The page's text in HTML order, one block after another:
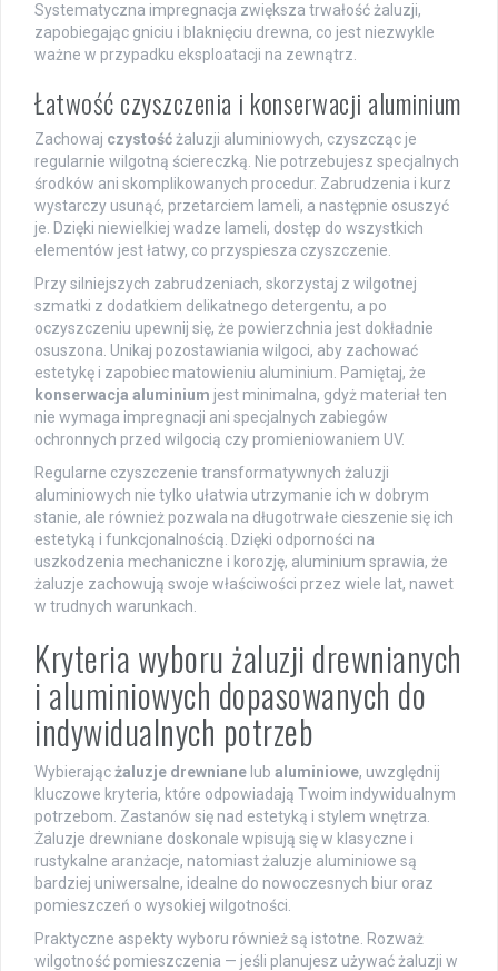
Systematyczna impregnacja zwiększa trwałość żaluzji,
zapobiegając gniciu i blaknięciu drewna, co jest niezwykle
ważne w przypadku eksploatacji na zewnątrz.
Łatwość czyszczenia i konserwacji aluminium
Zachowaj czystość żaluzji aluminiowych, czyszcząc je
regularnie wilgotną ściereczką. Nie potrzebujesz specjalnych
środków ani skomplikowanych procedur. Zabrudzenia i kurz
wystarczy usunąć, przetarciem lameli, a następnie osuszyć
je. Dzięki niewielkiej wadze lameli, dostęp do wszystkich
elementów jest łatwy, co przyspiesza czyszczenie.
Przy silniejszych zabrudzeniach, skorzystaj z wilgotnej
szmatki z dodatkiem delikatnego detergentu, a po
oczyszczeniu upewnij się, że powierzchnia jest dokładnie
osuszona. Unikaj pozostawiania wilgoci, aby zachować
estetykę i zapobiec matowieniu aluminium. Pamiętaj, że
konserwacja aluminium jest minimalna, gdyż materiał ten
nie wymaga impregnacji ani specjalnych zabiegów
ochronnych przed wilgocią czy promieniowaniem UV.
Regularne czyszczenie transformatywnych żaluzji
aluminiowych nie tylko ułatwia utrzymanie ich w dobrym
stanie, ale również pozwala na długotrwałe cieszenie się ich
estetyką i funkcjonalnością. Dzięki odporności na
uszkodzenia mechaniczne i korozję, aluminium sprawia, że
żaluzje zachowują swoje właściwości przez wiele lat, nawet
w trudnych warunkach.
Kryteria wyboru żaluzji drewnianych
i aluminiowych dopasowanych do
indywidualnych potrzeb
Wybierającżaluzje drewniane lub aluminiowe, uwzględnij
kluczowe kryteria, które odpowiadają Twoim indywidualnym
potrzebom. Zastanów się nad estetyką i stylem wnętrza.
Żaluzje drewniane doskonale wpisują się w klasyczne i
rustykalne aranżacje, natomiast żaluzje aluminiowe są
bardziej uniwersalne, idealne do nowoczesnych biur oraz
pomieszczeń o wysokiej wilgotności.
Praktyczne aspekty wyboru również są istotne. Rozważ
wilgotność pomieszczenia — jeśli planujesz używać żaluzji w